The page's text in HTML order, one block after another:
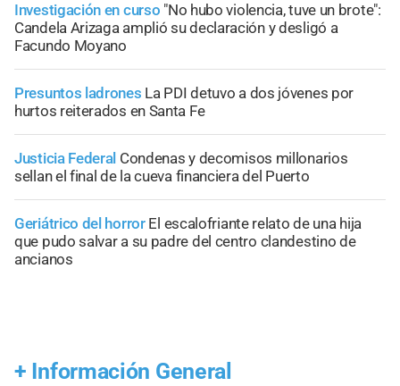
Investigación en curso "No hubo violencia, tuve un brote":
Candela Arizaga amplió su declaración y desligó a
Facundo Moyano
Presuntos ladrones La PDI detuvo a dos jóvenes por
hurtos reiterados en Santa Fe
Justicia Federal Condenas y decomisos millonarios
sellan el final de la cueva financiera del Puerto
Geriátrico del horror El escalofriante relato de una hija
que pudo salvar a su padre del centro clandestino de
ancianos
+ Información General